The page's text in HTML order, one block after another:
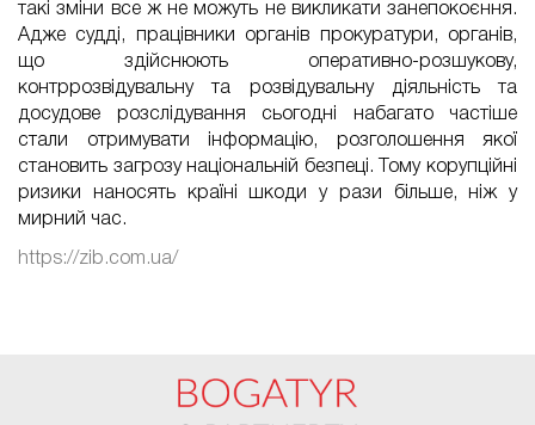
такі зміни все ж не можуть не викликати занепокоєння.
Адже судді, працівники органів прокуратури, органів,
що здійснюють оперативно-розшукову,
контррозвідувальну та розвідувальну діяльність та
досудове розслідування сьогодні набагато частіше
стали отримувати інформацію, розголошення якої
становить загрозу національній безпеці. Тому корупційні
ризики наносять країні шкоди у рази більше, ніж у
мирний час.
https://zib.com.ua/